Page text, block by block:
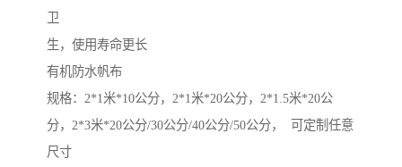
卫
生，使用寿命更长
有机防水帆布
规格：2*1米*10公分，2*1米*20公分，2*1.5米*20公
分，2*3米*20公分/30公分/40公分/50公分， 可定制任意
尺寸